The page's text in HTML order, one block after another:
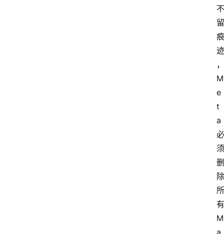
不
留
痕
迹
，
M
e
t
a
必
须
删
除
所
有
M
a